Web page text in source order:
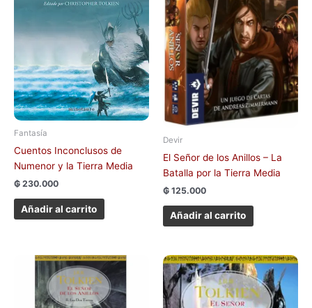
Fantasía
Cuentos Inconclusos de
Numenor y la Tierra Media
₲ 230.000
Añadir al carrito
Devir
El Señor de los Anillos – La
Batalla por la Tierra Media
₲ 125.000
Añadir al carrito